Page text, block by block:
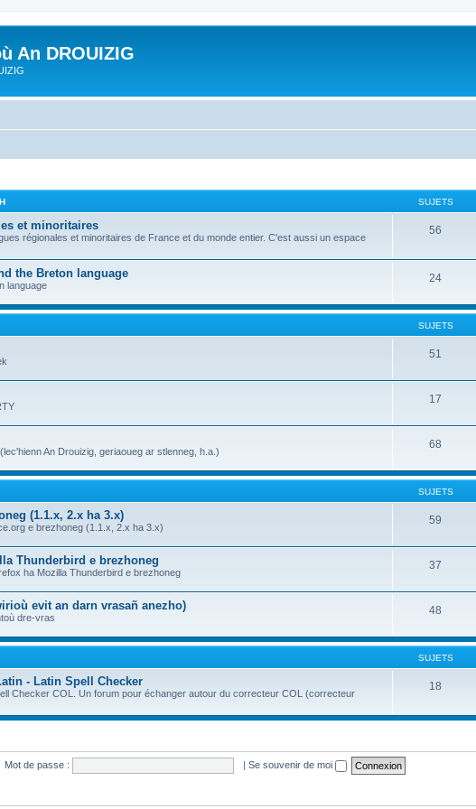
An DROUIZIG
SUJETS
et minoritaires
régionales et minoritaires de France et du monde entier. C'est aussi un espace
56
the Breton language
language
24
SUJETS
51
17
An Drouizig, geriaoueg ar stlenneg, h.a.)
68
SUJETS
(1.1.x, 2.x ha 3.x)
e brezhoneg (1.1.x, 2.x ha 3.x)
59
Thunderbird e brezhoneg
ha Mozilla Thunderbird e brezhoneg
37
evit an darn vrasañ anezho)
dre-vras
48
SUJETS
- Latin Spell Checker
Checker COL. Un forum pour échanger autour du correcteur COL (correcteur
18
Mot de passe : | Se souvenir de moi